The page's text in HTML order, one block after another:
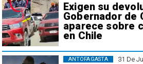
Exigen su
Gobernador de
aparece sobre
en Chile
31 De
ANTOFAGASTA